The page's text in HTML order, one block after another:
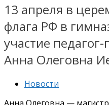
13 апреля в
флага РФ в
участие
Анна Олеговна
Новости